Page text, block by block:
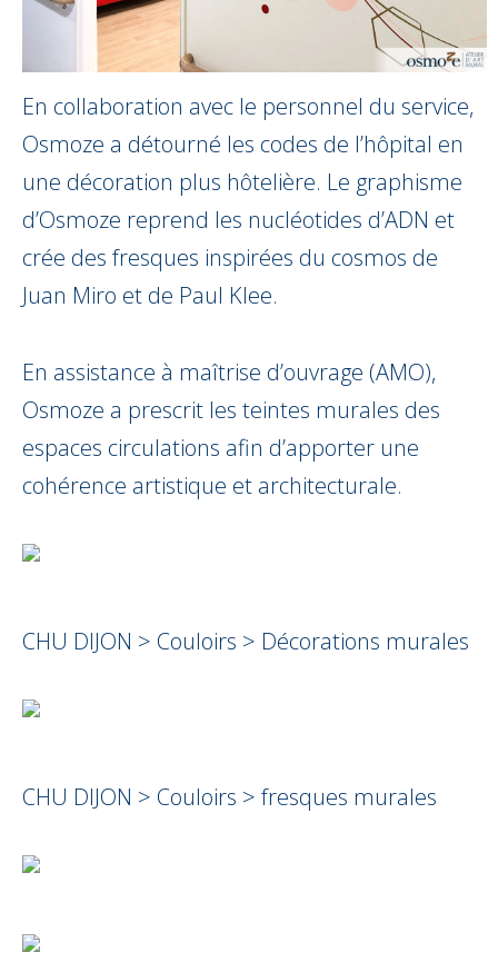
En collaboration avec le personnel du service,
Osmoze a détourné les codes de l’hôpital en
une décoration plus hôtelière. Le graphisme
d’Osmoze reprend les nucléotides d’ADN et
crée des fresques inspirées du cosmos de
Juan Miro et de Paul Klee.
En assistance à maîtrise d’ouvrage (AMO),
Osmoze a prescrit les teintes murales des
espaces circulations afin d’apporter une
cohérence artistique et architecturale.
CHU DIJON > Couloirs > Décorations murales
CHU DIJON > Couloirs > fresques murales